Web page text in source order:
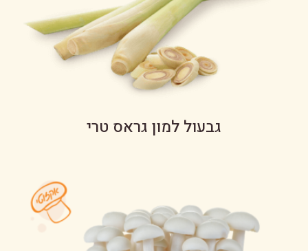
גבעול למון גראס טרי